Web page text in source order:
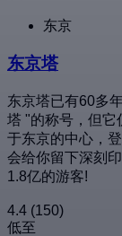
东京
东京塔
东京塔已有60多
塔 "的称号，但它
于东京的中心，
会给你留下深刻
1.8亿的游客!
4.4 (150)
低至